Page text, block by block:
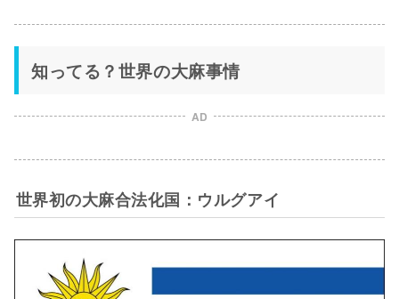
知ってる？世界の大麻事情
AD
世界初の大麻合法化国：ウルグアイ